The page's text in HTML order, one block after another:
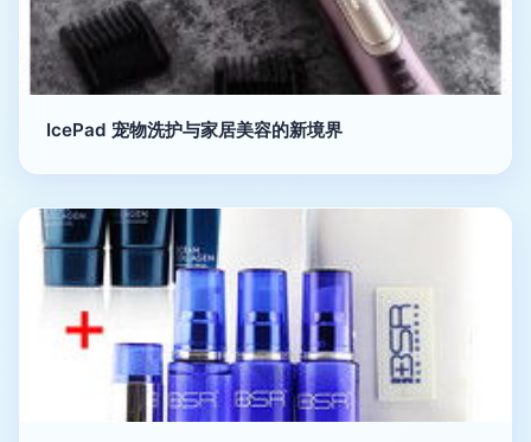
IcePad 宠物洗护与家居美容的新境界